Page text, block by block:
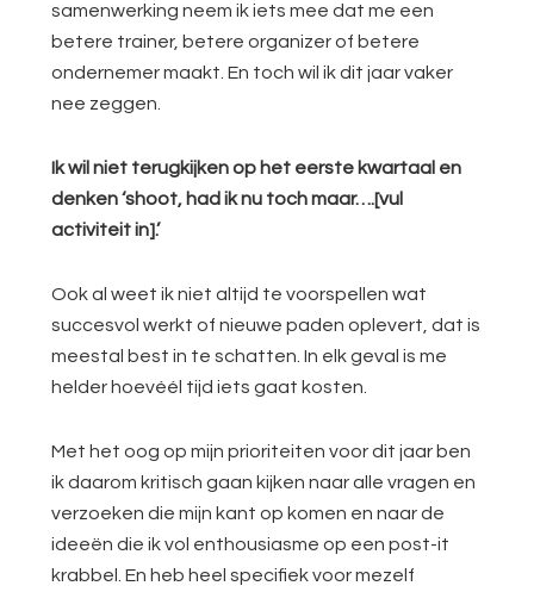
samenwerking neem ik iets mee dat me een
betere trainer, betere organizer of betere
ondernemer maakt. En toch wil ik dit jaar vaker
nee zeggen.
Ik wil niet terugkijken op het eerste kwartaal en
denken ‘shoot, had ik nu toch maar….[vul
activiteit in].’
Ook al weet ik niet altijd te voorspellen wat
succesvol werkt of nieuwe paden oplevert, dat is
meestal best in te schatten. In elk geval is me
helder hoevéél tijd iets gaat kosten.
Met het oog op mijn prioriteiten voor dit jaar ben
ik daarom kritisch gaan kijken naar alle vragen en
verzoeken die mijn kant op komen en naar de
ideeën die ik vol enthousiasme op een post-it
krabbel. En heb heel specifiek voor mezelf